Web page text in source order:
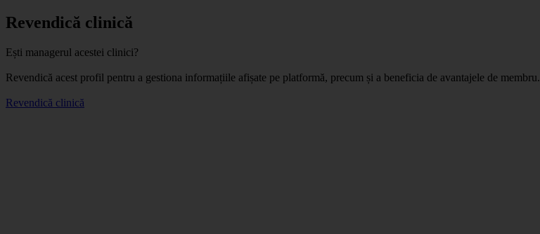
Revendică clinică
Ești managerul acestei clinici?
Revendică acest profil pentru a gestiona informațiile afișate pe platformă, precum și a beneficia de avantajele de membru.
Revendică clinică